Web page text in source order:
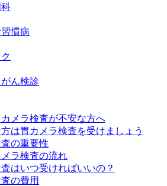
慣病
ん検診
メラ検査が不安な方へ
は胃カメラ検査を受けましょう
の重要性
ラ検査の流れ
はいつ受ければいいの？
の費用